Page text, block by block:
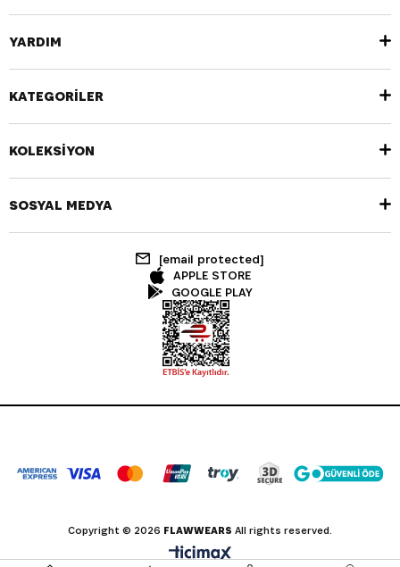
YARDIM
KATEGORİLER
KOLEKSİYON
SOSYAL MEDYA
[email protected]
APPLE STORE
GOOGLE PLAY
Copyright © 2026 FLAWWEARS All rights reserved.